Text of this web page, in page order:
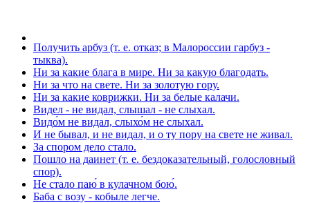
Получить арбуз (т. е. отказ; в Малороссии гарбуз -
тыква).
Ни за какие блага в мире. Ни за какую благодать.
Ни за что на свете. Ни за золотую гору.
Ни за какие коврижки. Ни за белые калачи.
Видел - не видал, слышал - не слыхал.
Видо́м не видал, слыхо́м не слыхал.
И не бывал, и не видал, и о ту пору на свете не живал.
За спором дело стало.
Пошло на даинет (т. е. бездоказательный, голословный
спор).
Не стало паю́ в кулачном бою́.
Баба с возу - кобыле легче.